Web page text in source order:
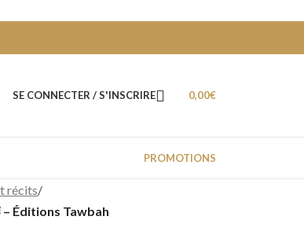
SE CONNECTER / S'INSCRIRE 0,00€
PROMOTIONS
récits/
Ainsi était Muhammad le messager d’Allah ﷺ – Éditions Tawbah